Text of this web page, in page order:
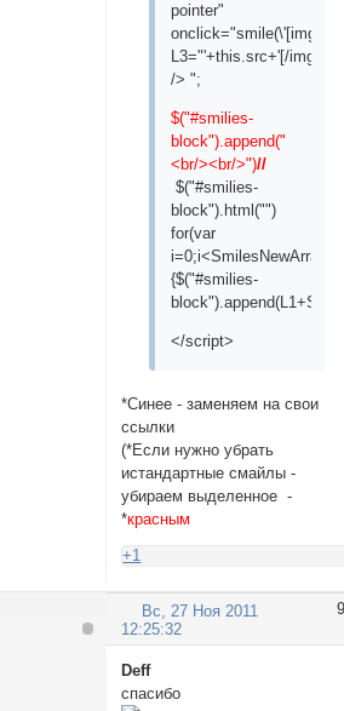
pointer"
onclick="smile(\'[img]',
L3="'+this.src+'[/img]')\"
/> ";
$("#smilies-
block").append("
<br/><br/>")//
$("#smilies-
block").html("")
for(var
{$("#smilies-
</script>
*Cинее - заменяем на свои
ссылки
(*Если нужно убрать
истандартные смайлы -
убираем выделенное -
*красным
+1
9
Вс, 27 Ноя 2011
12:25:32
Deff
спасибо